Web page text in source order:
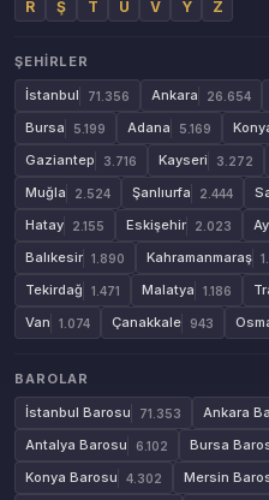
R Ş T U V Y Z
ŞEHIRLER
İstanbul
71.356 Ankara 26.654
Bursa 5.199 Adana 5.169
Gaziantep 3.716 Kayseri 3.272
Muğla 2.524 Şanlıurfa 2.444
Hatay 2.155 Eskişehir 2.023
Balıkesir 1.890 Kahramanmaraş
Tekirdağ 1.471 Malatya 1.186
Van 1.074 Çanakkale 943
BAROLAR
İstanbul Barosu
71.353 Ankara
Antalya Barosu 6.102 Bursa
Konya Barosu 4.302 Mersin